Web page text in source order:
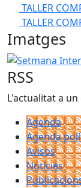
TALLER
TALLER
Imatges
Setmana
RSS
L'actualitat a un
Agenda
Agenda
Avisos
Notícies